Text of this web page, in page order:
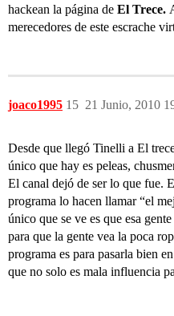
hackean la página de El Trece.
merecedores de este escrache
joaco1995 21 Junio, 2010
15
Desde que llegó Tinelli a El
único que hay es peleas,
El canal dejó de ser lo que fue.
programa lo hacen llamar “el
único que se ve es que esa
para que la gente vea la poca
programa es para pasarla bien
que no solo es mala influencia